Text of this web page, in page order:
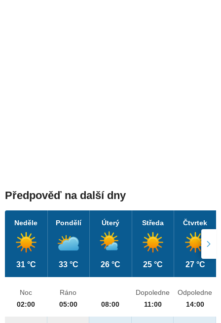
Předpověď na další dny
Neděle
31 °C
Pondělí
33 °C
Úterý
26 °C
Středa
25 °C
Čtvrtek
27 °C
Noc
02:00
Ráno
05:00
08:00
Dopoledne
11:00
Odpoledne
14:00